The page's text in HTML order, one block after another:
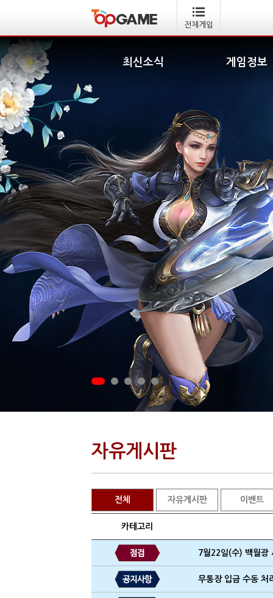
전체게임
최신소식 게임정보
자유게시판
전체 자유게시판 이벤트
카테고리
7월22일(수) 백월광
무통장 입금 수동 처